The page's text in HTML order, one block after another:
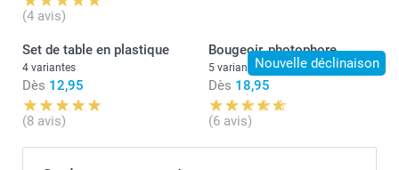
(4 avis)
Set de table en plastique
4 variantes
Dès 12,95
(8 avis)
Nouvelle déclinaison
Bougeoir, photophore
5 variantes
Dès 18,95
(6 avis)